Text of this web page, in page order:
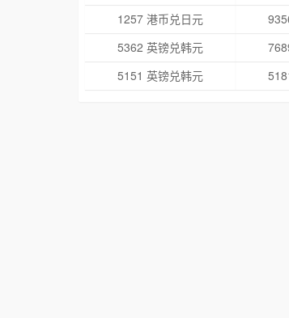
1257 港币兑日元
5362 英镑兑韩元
5151 英镑兑韩元